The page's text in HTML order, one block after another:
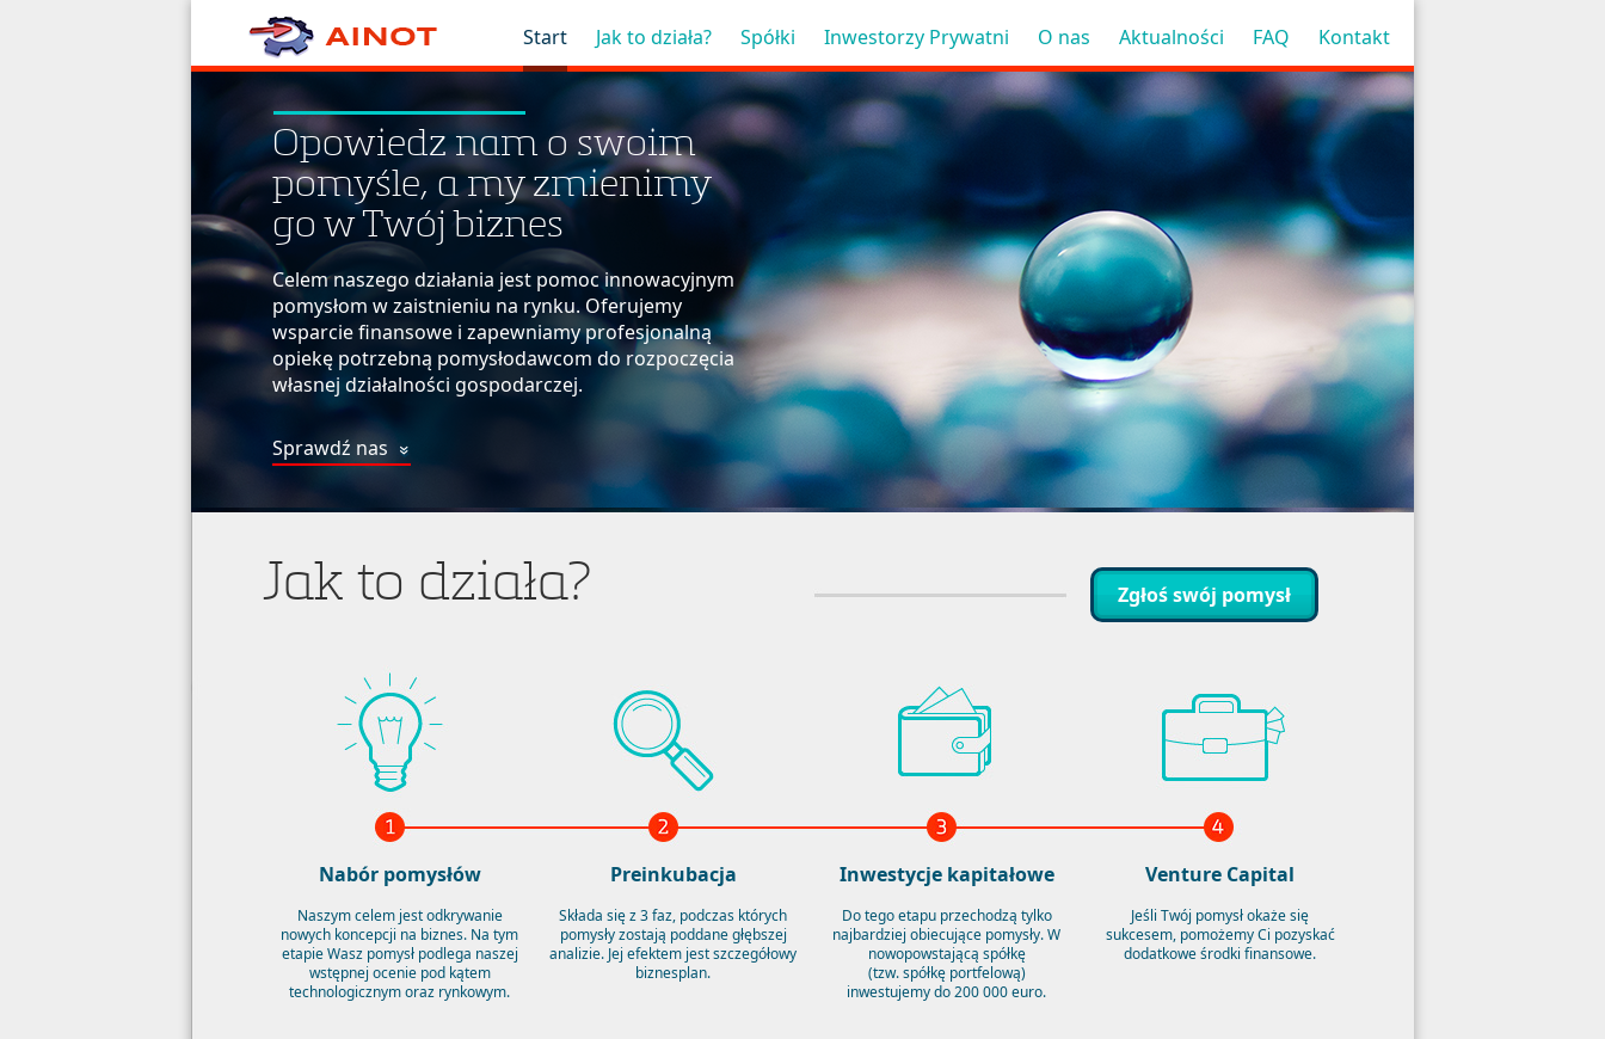
Start Jak to działa? Spółki Inwestorzy Prywatni O nas Aktualności FAQ Kontakt
Opowiedz nam o swoim
pomyśle, a my zmienimy
go w Twój biznes
Celem naszego działania jest pomoc innowacyjnym
pomysłom w zaistnieniu na rynku. Oferujemy
wsparcie finansowe i zapewniamy profesjonalną
opiekę potrzebną pomysłodawcom do rozpoczęcia
własnej działalności gospodarczej.
Sprawdź nas »
Zgłoś swój pomysł
Jak to działa?
Nabór pomysłów
Naszym celem jest odkrywanie
nowych koncepcji na biznes. Na tym
etapie Wasz pomysł podlega naszej
wstępnej ocenie pod kątem
technologicznym oraz rynkowym.
Preinkubacja
Składa się z 3 faz, podczas których
pomysły zostają poddane głębszej
analizie. Jej efektem jest szczegółowy
biznesplan.
Inwestycje kapitałowe
Do tego etapu przechodzą tylko
najbardziej obiecujące pomysły. W
nowopowstającą spółkę
(tzw. spółkę portfelową)
inwestujemy do 200 000 euro.
Venture Capital
Jeśli Twój pomysł okaże się
sukcesem, pomożemy Ci pozyskać
dodatkowe środki finansowe.